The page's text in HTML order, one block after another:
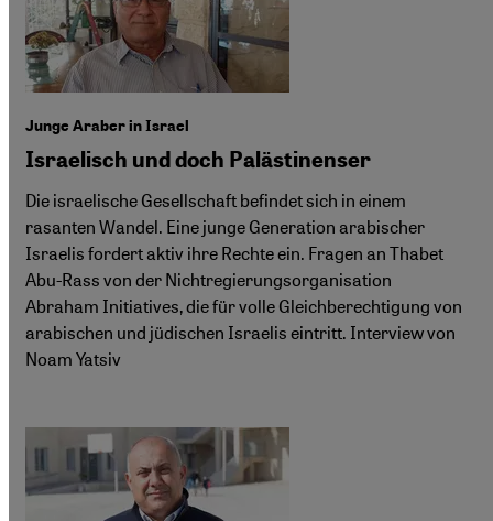
Junge Araber in Israel
Israelisch und doch Palästinenser
Die israelische Gesellschaft befindet sich in einem
rasanten Wandel. Eine junge Generation arabischer
Israelis fordert aktiv ihre Rechte ein. Fragen an Thabet
Abu-Rass von der Nichtregierungsorganisation
Abraham Initiatives, die für volle Gleichberechtigung von
arabischen und jüdischen Israelis eintritt. Interview von
Noam Yatsiv